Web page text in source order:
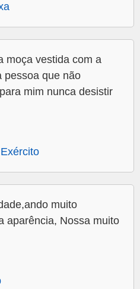
moça vestida com a
pessoa que não
mim nunca desistir
muito
aparência, Nossa muito